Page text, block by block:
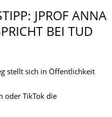
JPROF ANNA
BEI TUD
stellt sich in Öffentlichkeit
oder TikTok die